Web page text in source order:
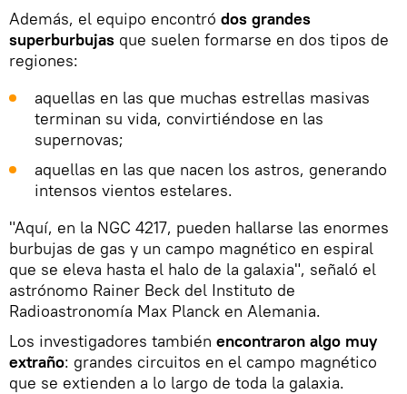
Además, el equipo encontró dos grandes
superburbujas que suelen formarse en dos tipos de
regiones:
aquellas en las que muchas estrellas masivas
terminan su vida, convirtiéndose en las
supernovas;
aquellas en las que nacen los astros, generando
intensos vientos estelares.
"Aquí, en la NGC 4217, pueden hallarse las enormes
burbujas de gas y un campo magnético en espiral
que se eleva hasta el halo de la galaxia", señaló el
astrónomo Rainer Beck del Instituto de
Radioastronomía Max Planck en Alemania.
Los investigadores también encontraron algo muy
extraño: grandes circuitos en el campo magnético
que se extienden a lo largo de toda la galaxia.